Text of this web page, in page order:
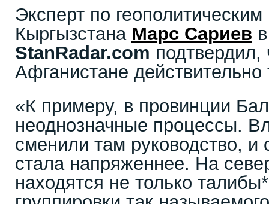
Эксперт по
Кыргызстана Марс Сариев
StanRadar.com подтвердил,
Афганистане
«К примеру, в провинции
неоднозначные процессы.
сменили там руководство, и
стала напряженнее. На
находятся не только